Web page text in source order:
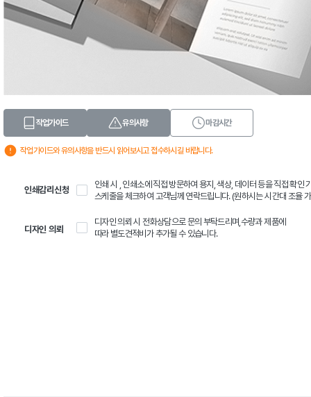
작업가이드 유의사항 마감시간
작업가이드와 유의사항을 반드시 읽어보시고 접수하시길 바랍니다.
인쇄감리신청
인쇄 시 , 인쇄소에 직접 방문하여 용지, 색상, 데이터 등을 직접 확인
스케줄을 체크하여 고객님께 연락드립니다. (원하시는 시간대 조율
디자인 의뢰
디자인 의뢰 시 전화상담으로 문의 부탁드리며,수량과 제품에
따라 별도견적비가 추가될 수 있습니다.